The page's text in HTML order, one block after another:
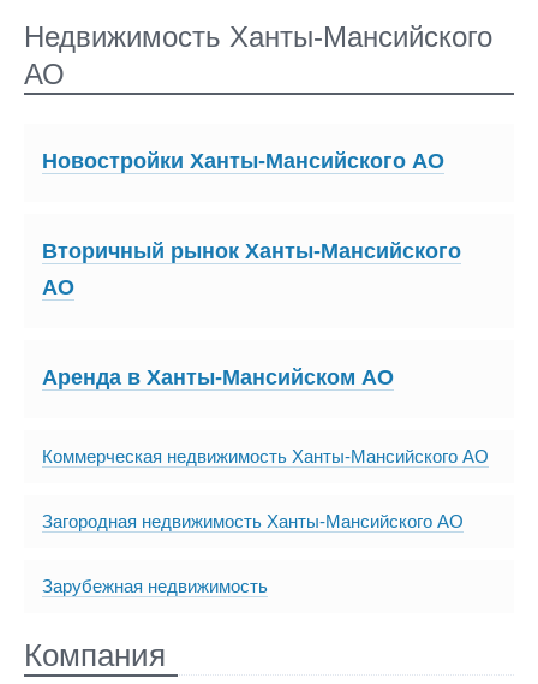
Недвижимость Ханты-Мансийского
АО
Новостройки Ханты-Мансийского АО
Вторичный рынок Ханты-Мансийского
АО
Аренда в Ханты-Мансийском АО
Коммерческая недвижимость Ханты-Мансийского АО
Загородная недвижимость Ханты-Мансийского АО
Зарубежная недвижимость
Компания